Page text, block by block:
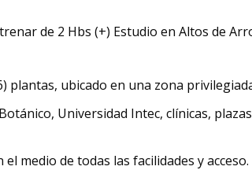
de 2 Hbs (+) Estudio en Altos de
plantas, ubicado en una zona
Universidad Intec, clínicas,
medio de todas las facilidades y acceso.